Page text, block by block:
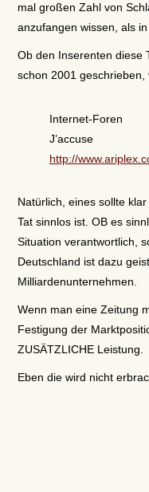
mal großen Zahl von
anzufangen wissen, als
Ob den Inserenten diese
schon 2001
Internet-Foren
J’accuse
http://
Natürlich, eines sollte
Tat sinnlos ist. OB es
Situation verantwortlich,
Deutschland ist dazu
Milliardenunternehmen.
Wenn man eine Zeitung
Festigung der
ZUSÄTZLICHE Leistung.
Eben die wird nicht